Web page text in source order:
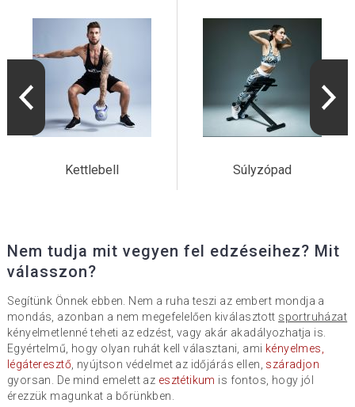
Kettlebell Súlyzópad
Nem tudja mit vegyen fel edzéseihez? Mit
válasszon?
Segítünk Önnek ebben. Nem a ruha teszi az embert mondja a
mondás, azonban a nem megefelelően kiválasztott sportruházat
kényelmetlenné teheti az edzést, vagy akár akadályozhatja is.
Egyértelmű, hogy olyan ruhát kell választani, ami kényelmes,
légáteresztő , nyújtson védelmet az időjárás ellen, száradjon
gyorsan. De mind emelett az esztétikum is fontos, hogy jól
érezzük magunkat a bőrünkben.